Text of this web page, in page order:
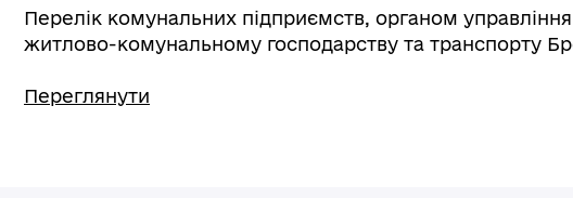
Перелік комунальних підприємств, органом
житлово-комунальному господарству та транспорту
Переглянути